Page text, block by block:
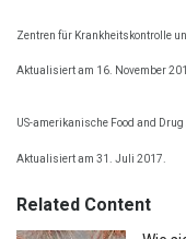
Zentren für Krankheitskontrolle
Aktualisiert am 16. November
US-amerikanische Food and
Aktualisiert am 31. Juli 2017.
Related Content